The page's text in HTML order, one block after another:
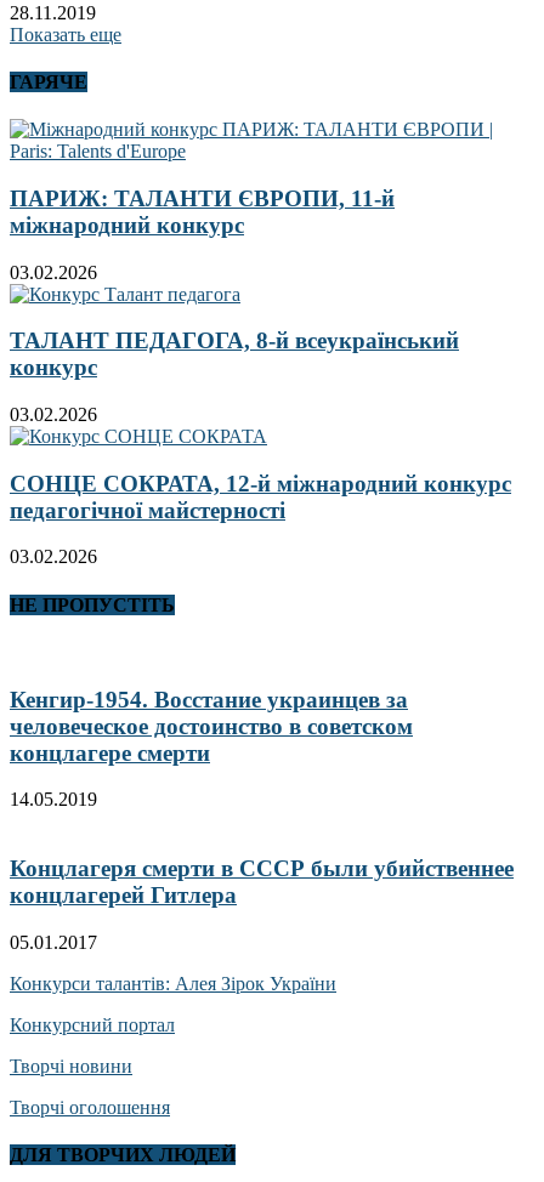
28.11.2019
Показать еще
ГАРЯЧЕ
ПАРИЖ: ТАЛАНТИ ЄВРОПИ, 11-й
міжнародний конкурс
03.02.2026
ТАЛАНТ ПЕДАГОГА, 8-й всеукраїнський
конкурс
03.02.2026
СОНЦЕ СОКРАТА, 12-й міжнародний конкурс
педагогічної майстерності
03.02.2026
НЕ ПРОПУСТІТЬ
Кенгир-1954. Восстание украинцев за
человеческое достоинство в советском
концлагере смерти
14.05.2019
Концлагеря смерти в СССР были убийственнее
концлагерей Гитлера
05.01.2017
Конкурси талантів: Алея Зірок України
Конкурсний портал
Творчі новини
Творчі оголошення
ДЛЯ ТВОРЧИХ ЛЮДЕЙ